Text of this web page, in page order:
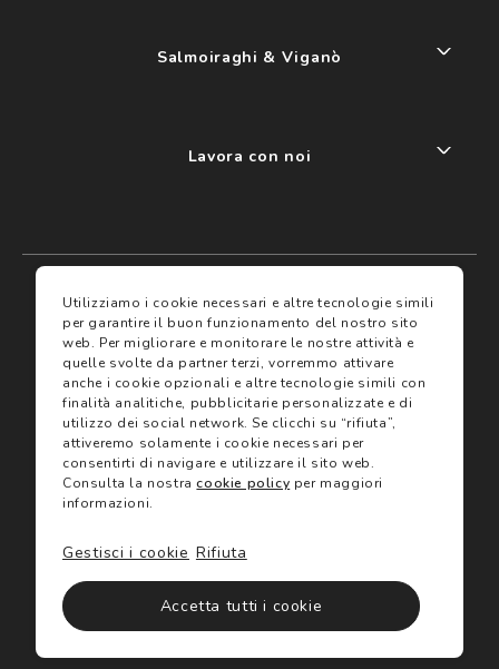
I miei preferiti
Assicurazioni
Servizi
Trova negozio
Gift Card
Salmoiraghi & Viganò
Lavora con noi
Termini e condizioni
Termini di vendita
Avvertenze e informazioni di sicurezza sui prodotti
Informativa sulla Privacy
Utilizzo dei cookie
Utilizziamo i cookie necessari e altre tecnologie simili
per garantire il buon funzionamento del nostro sito
web. Per migliorare e monitorare le nostre attività e
quelle svolte da partner terzi, vorremmo attivare
anche i cookie opzionali e altre tecnologie simili con
finalità analitiche, pubblicitarie personalizzate e di
utilizzo dei social network. Se clicchi su “rifiuta”,
attiveremo solamente i cookie necessari per
consentirti di navigare e utilizzare il sito web.
Consulta la nostracookie policy per maggiori
informazioni.
Accetta tutti i cookie
Rifiuta
Gestisci i cookie